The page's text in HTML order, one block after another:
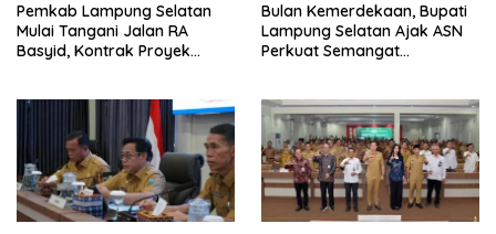
Pemkab Lampung Selatan
Mulai Tangani Jalan RA
Basyid, Kontrak Proyek
Bulan Kemerdekaan, Bupati
Lampung Selatan Ajak ASN
Perkuat Semangat